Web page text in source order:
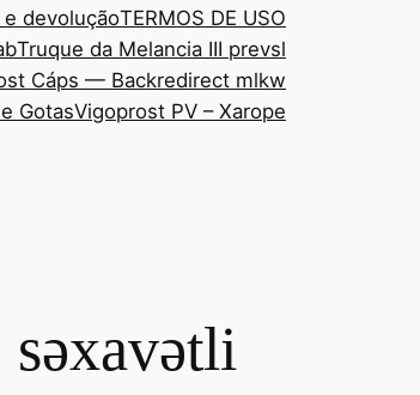
devoluçãoTERMOS DE USO
Truque da Melancia III prevsl
Cáps — Backredirect mlkw
GotasVigoprost PV – Xarope